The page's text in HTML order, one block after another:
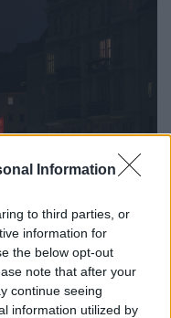
Information
to third parties, or
information for
the below opt-out
note that after your
continue seeing
information utilized by
Berlini Dómmal
Fura hely ez a